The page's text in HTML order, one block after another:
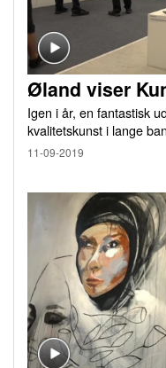
Øland viser
Igen i år, en fantastisk
kvalitetskunst i lange
11-09-2019